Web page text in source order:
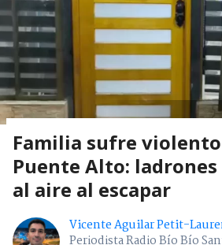
Familia sufre
Puente Alto:
al aire al escapar
Vicente Aguilar Petit-